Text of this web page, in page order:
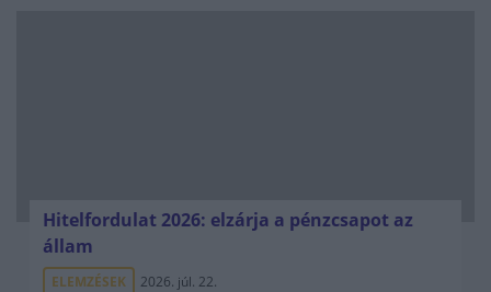
Hitelfordulat 2026: elzárja a pénzcsapot az
állam
ELEMZÉSEK 2026. júl. 22.